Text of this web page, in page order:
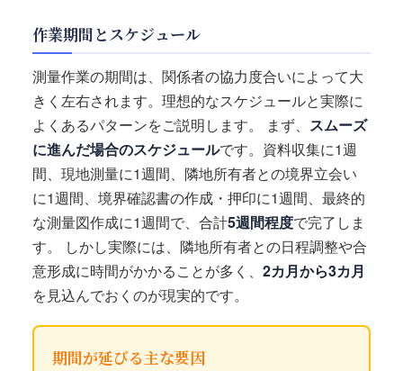
作業期間とスケジュール
測量作業の期間は、関係者の協力度合いによって大
きく左右されます。理想的なスケジュールと実際に
よくあるパターンをご説明します。 まず、 スムーズ
に進んだ場合のスケジュールです。資料収集に1週
間、現地測量に1週間、隣地所有者との境界立会い
に1週間、境界確認書の作成・押印に1週間、最終的
な測量図作成に1週間で、合計5週間程度で完了しま
す。 しかし実際には、隣地所有者との日程調整や合
意形成に時間がかかることが多く、 2カ月から3カ月
を見込んでおくのが現実的です。
期間が延びる主な要因